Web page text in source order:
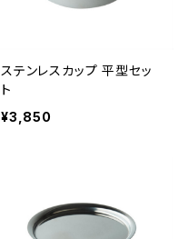
ステンレスカップ 平型セッ
ト
¥3,850